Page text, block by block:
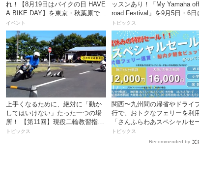
れ！【8月19日はバイクの日 HAVE
A BIKE DAY】を東京・秋葉原で開
催！
イベント
ッスンあり！「My Yamaha
road Festival」を9月5日・6日
ンタケエクスプローラーパー
実施！
トピックス
上手くなるために、絶対に「動か
してはいけない」たった一つの場
所！ 【第11回】現役二輪教習指導
員YouTuberばくのライテク講座
トピックス
関西〜九州間の帰省やドライ
行で、おトクなフェリーを利
「さんふらわあスペシャルセ
ル」を期間限定で販売開始
トピックス
Recommended by